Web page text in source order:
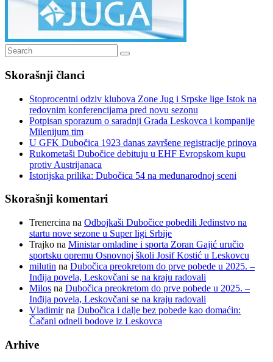
Search
for:
Search
Skorašnji članci
Stoprocentni odziv klubova Zone Jug i Srpske lige Istok na
redovnim konferencijama pred novu sezonu
Potpisan sporazum o saradnji Grada Leskovca i kompanije
Milenijum tim
U GFK Dubočica 1923 danas završene registracije prinova
Rukometaši Dubočice debituju u EHF Evropskom kupu
protiv Austrijanaca
Istorijska prilika: Dubočica 54 na međunarodnoj sceni
Skorašnji komentari
Trenercina na Odbojkaši Dubočice pobedili Jedinstvo na
startu nove sezone u Super ligi Srbije
Trajko na Ministar omladine i sporta Zoran Gajić uručio
sportsku opremu Osnovnoj školi Josif Kostić u Leskovcu
milutin na Dubočica preokretom do prve pobede u 2025. –
Inđija povela, Leskovčani se na kraju radovali
Milos na Dubočica preokretom do prve pobede u 2025. –
Inđija povela, Leskovčani se na kraju radovali
Vladimirna Dubočica i dalje bez pobede kao domaćin:
Čačani odneli bodove iz Leskovca
Arhive